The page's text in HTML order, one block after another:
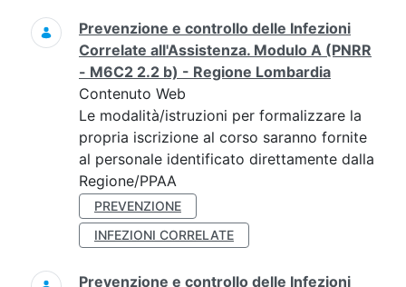
Prevenzione e controllo delle Infezioni
Correlate all'Assistenza. Modulo A (PNRR
- M6C2 2.2 b) - Regione Lombardia
Contenuto Web
Le modalità/istruzioni per formalizzare la
propria iscrizione al corso saranno fornite
al personale identificato direttamente dalla
Regione/PPAA
PREVENZIONE
INFEZIONI CORRELATE
Prevenzione e controllo delle Infezioni